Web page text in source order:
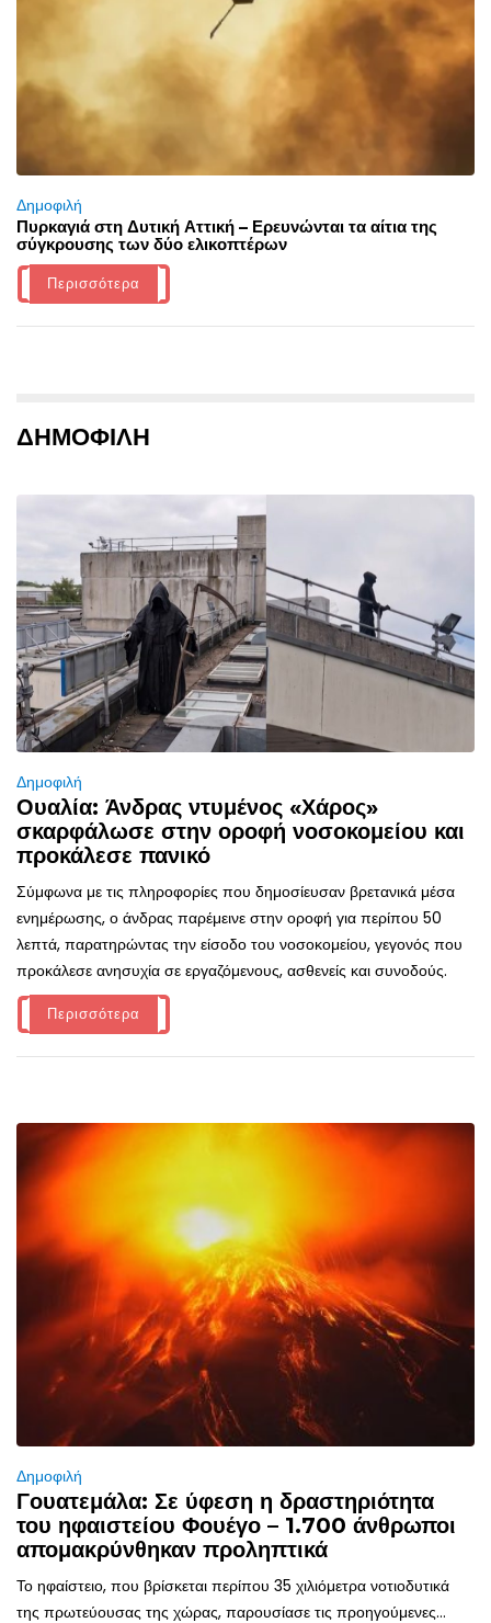
Δημοφιλή
Πυρκαγιά στη Δυτική Αττική – Ερευνώνται τα αίτια της
σύγκρουσης των δύο ελικοπτέρων
Περισσότερα
ΔΗΜΟΦΙΛΗ
Δημοφιλή
Ουαλία: Άνδρας ντυμένος «Χάρος»
σκαρφάλωσε στην οροφή νοσοκομείου και
προκάλεσε πανικό
Σύμφωνα με τις πληροφορίες που δημοσίευσαν βρετανικά μέσα
ενημέρωσης, ο άνδρας παρέμεινε στην οροφή για περίπου 50
λεπτά, παρατηρώντας την είσοδο του νοσοκομείου, γεγονός που
προκάλεσε ανησυχία σε εργαζόμενους, ασθενείς και συνοδούς.
Περισσότερα
Δημοφιλή
Γουατεμάλα: Σε ύφεση η δραστηριότητα
του ηφαιστείου Φουέγο – 1.700 άνθρωποι
απομακρύνθηκαν προληπτικά
Το ηφαίστειο, που βρίσκεται περίπου 35 χιλιόμετρα νοτιοδυτικά
της πρωτεύουσας της χώρας, παρουσίασε τις προηγούμενες...